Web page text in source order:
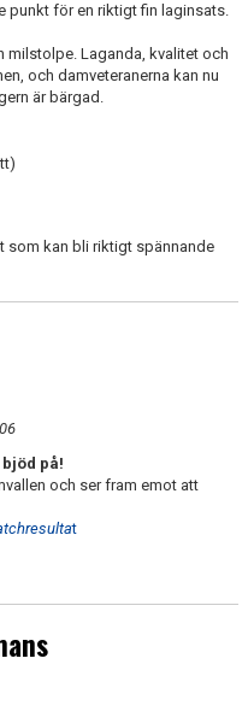
punkt för en riktigt fin laginsats.
milstolpe. Laganda, kvalitet och
och damveteranerna kan nu
är bärgad.
som kan bli riktigt spännande
på!
och ser fram emot att
t